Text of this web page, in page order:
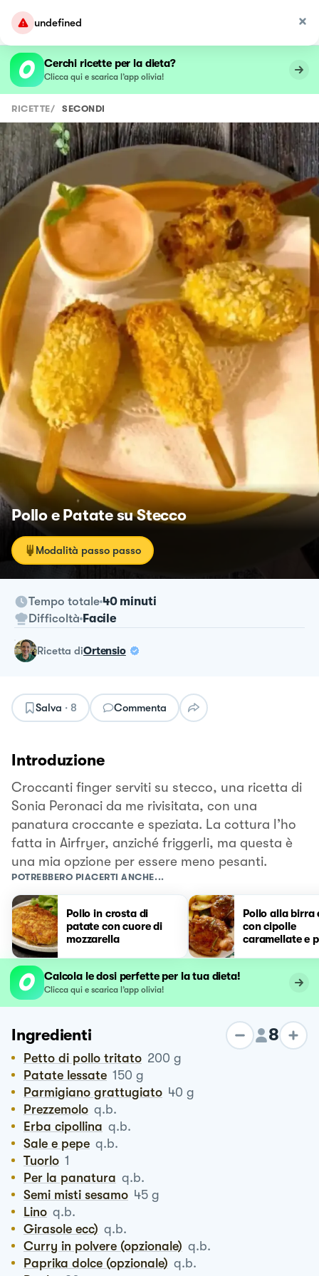
undefined
Cerchi ricette per la dieta?
Clicca qui e scarica l’app olivia!
RICETTE/ SECONDI
Pollo e Patate su Stecco
Modalità passo passo
Tempo totale 40 minuti
Difficoltà Facile
ricetta diOrtensio
Salva · 8 Commenta
Introduzione
Croccanti finger serviti su stecco, una ricetta di
Sonia Peronaci da me rivisitata, con una
panatura croccante e speziata. La cottura l’ho
fatta in Airfryer, anziché friggerli, ma questa è
una mia opzione per essere meno pesanti.
POTREBBERO PIACERTI ANCHE...
Pollo in crosta di
patate con cuore di
mozzarella
Pollo alla birra
con cipolle
caramellate e
Calcola le dosi perfette per la tua dieta!
Clicca qui e scarica l’app olivia!
Ingredienti 8
Petto di pollo tritato 200 g
Patate lessate 150 g
Parmigiano grattugiato 40 g
Prezzemolo q.b.
Erba cipollina q.b.
Sale e pepe q.b.
Tuorlo 1
Per la panatura q.b.
Semi misti sesamo 45 g
Lino q.b.
Girasole ecc) q.b.
Curry in polvere (opzionale) q.b.
Paprika dolce (opzionale) q.b.